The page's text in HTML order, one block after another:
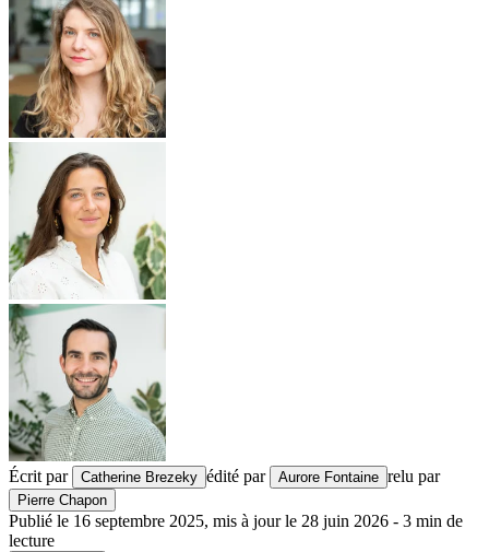
Écrit par Catherine Brezeky édité par Aurore Fontaine relu par
Pierre Chapon
Publié le 16 septembre 2025, mis à jour le 28 juin 2026 - 3 min de
lecture